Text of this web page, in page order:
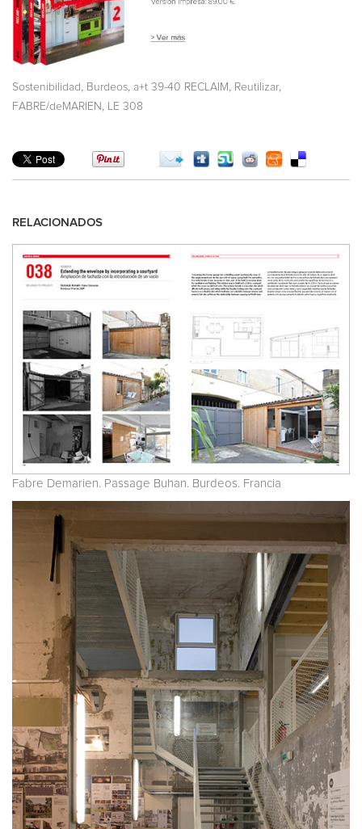
Sostenibilidad , Burdeos, a+t 39-40 RECLAIM , Reutilizar,
FABRE/deMARIEN , LE 308
RELACIONADOS
Fabre Demarien. Passage Buhan. Burdeos. Francia